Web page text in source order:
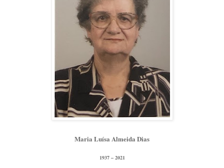
Maria Luísa Almeida Dias
1937 – 2021